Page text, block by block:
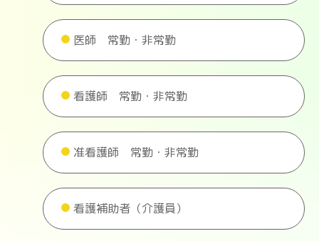
医師 常勤・非常勤
看護師 常勤・非常勤
准看護師 常勤・非常勤
看護補助者（介護員）